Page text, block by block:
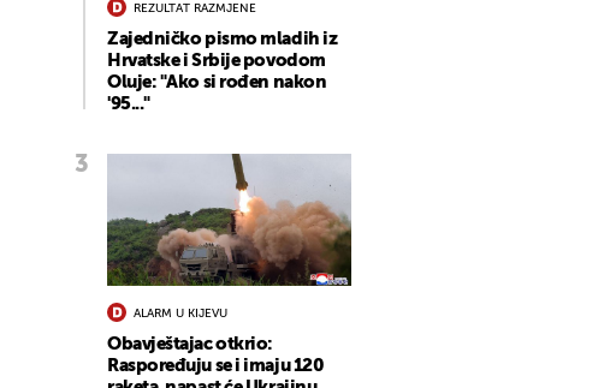
REZULTAT RAZMJENE
Zajedničko pismo mladih iz
Hrvatske i Srbije povodom
Oluje: "Ako si rođen nakon
'95..."
ALARM U KIJEVU
Obavještajac otkrio:
Raspoređuju se i imaju 120